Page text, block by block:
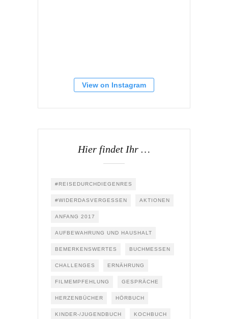
View on Instagram
Hier findet Ihr …
#REISEDURCHDIEGENRES
#WIDERDASVERGESSEN AKTIONEN
ANFANG 2017
AUFBEWAHRUNG UND HAUSHALT
BEMERKENSWERTES BUCHMESSEN
CHALLENGES ERNÄHRUNG
FILMEMPFEHLUNG GESPRÄCHE
HERZENBÜCHER HÖRBUCH
KINDER-/JUGENDBUCH KOCHBUCH